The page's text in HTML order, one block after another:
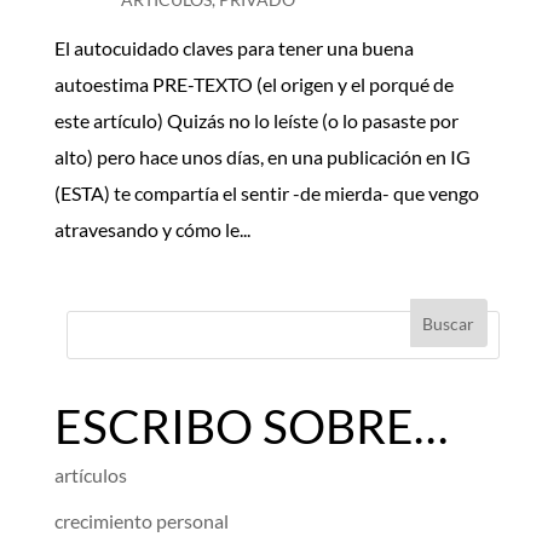
El autocuidado claves para tener una buena
autoestima PRE-TEXTO (el origen y el porqué de
este artículo) Quizás no lo leíste (o lo pasaste por
alto) pero hace unos días, en una publicación en IG
(ESTA) te compartía el sentir -de mierda- que vengo
atravesando y cómo le...
ESCRIBO SOBRE…
artículos
crecimiento personal